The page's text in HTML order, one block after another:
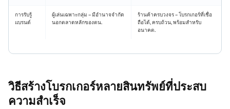
การรับรู้
แบรนด์
ผู้เล่นเฉพาะกลุ่ม – มีอำนาจจำกัด
นอกตลาดหลักของตน.
ร้านค้าครบวงจร – โบรกเกอร์ที่เชื่อ
ถือได้, ครบถ้วน, พร้อมสำหรับ
อนาคต.
วิธีสร้างโบรกเกอร์หลายสินทรัพย์ที่ประสบ
ความสำเร็จ